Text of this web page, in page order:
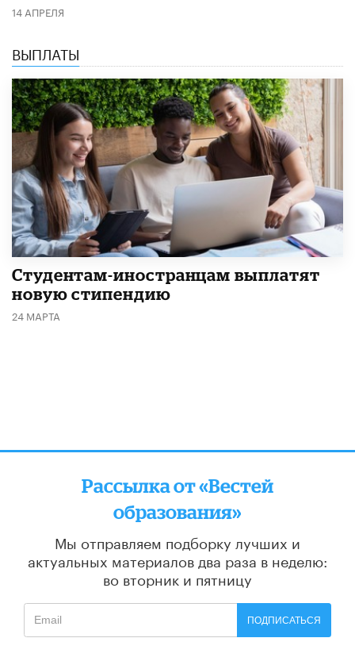
14 АПРЕЛЯ
ВЫПЛАТЫ
Студентам-иностранцам выплатят
новую стипендию
24 МАРТА
Рассылка от «Вестей
образования»
Мы отправляем подборку лучших и
актуальных материалов два раза в неделю:
во вторник и пятницу
ПОДПИСАТЬСЯ